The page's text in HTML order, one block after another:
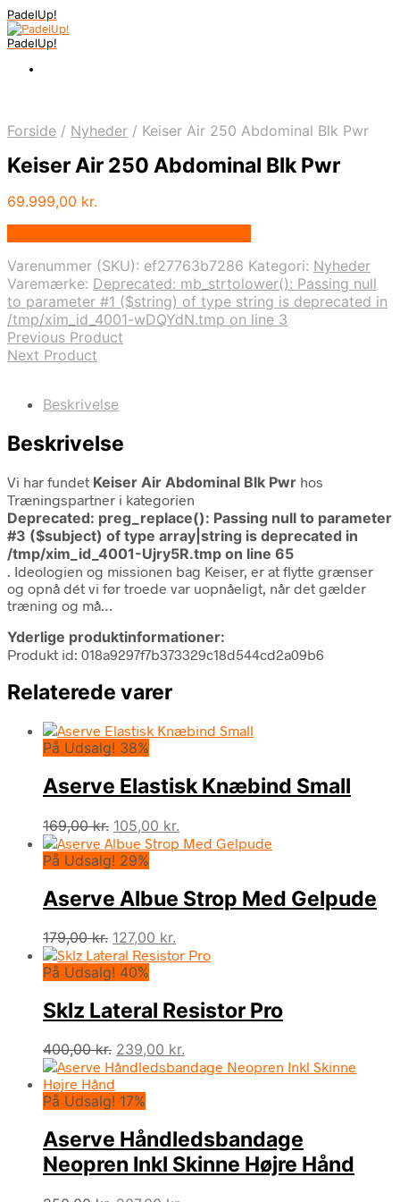
PadelUp!
PadelUp!
Forside / Nyheder / Keiser Air 250 Abdominal Blk Pwr
Keiser Air 250 Abdominal Blk Pwr
69.999,00 kr.
Varenummer (SKU): ef27763b7286 Kategori: Nyheder
Varemærke: Deprecated: mb_strtolower(): Passing null
to parameter #1 ($string) of type string is deprecated in
/tmp/xim_id_4001-wDQYdN.tmp on line 3
Previous Product
Next Product
Beskrivelse
Beskrivelse
Vi har fundet Keiser Air Abdominal Blk Pwr hos
Træningspartner i kategorien
Deprecated: preg_replace(): Passing null to parameter
#3 ($subject) of type array|string is deprecated in
/tmp/xim_id_4001-Ujry5R.tmp on line 65
. Ideologien og missionen bag Keiser, er at flytte grænser
og opnå dét vi før troede var uopnåeligt, når det gælder
træning og må…
Yderlige produktinformationer:
Produkt id: 018a9297f7b373329c18d544cd2a09b6
Relaterede varer
På Udsalg! 38%
Aserve Elastisk Knæbind Small
169,00kr. Den
oprindelige
pris
169,00 kr..
105,00 kr.
aktuelle
105,00 kr..
På Udsalg! 29%
Aserve Albue Strop Med Gelpude
179,00kr. Den
oprindelige
pris
179,00 kr..
127,00 kr.
aktuelle
127,00 kr..
På Udsalg! 40%
Sklz Lateral Resistor Pro
400,00kr. Den
oprindelige
var:
239,00 kr.
aktuelle
På Udsalg! 17%
Aserve Håndledsbandage
Neopren Inkl Skinne Højre Hånd